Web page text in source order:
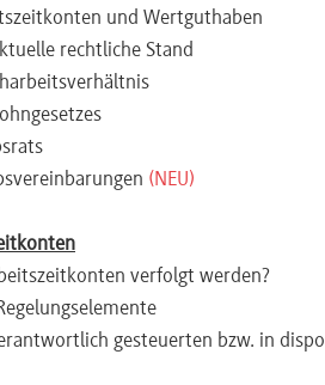
und Wertguthaben
rechtliche Stand
(NEU)
verfolgt werden?
gesteuerten bzw. in